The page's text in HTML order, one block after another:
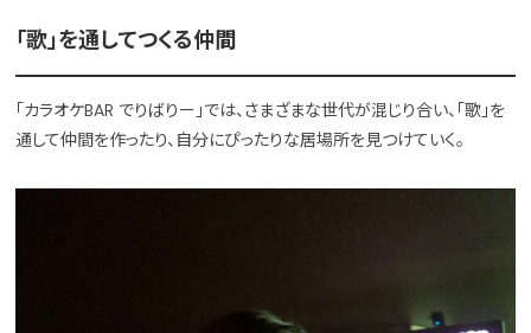
「歌」を通してつくる仲間
「カラオケBAR でりばりー」では、さまざまな世代が混じり合い、「歌」を
通して仲間を作ったり、自分にぴったりな居場所を見つけていく。